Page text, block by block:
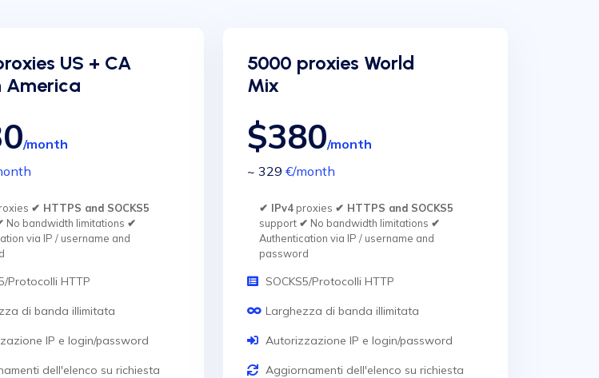
US + CA
America
/month
✔ HTTPS and SOCKS5
No bandwidth limitations ✔
via IP / username and
Protocolli HTTP
di banda illimitata
IP e login/password
dell'elenco su richiesta
5000 proxies World
Mix
$380/month
~ 329 €/month
✔ IPv4proxies ✔ HTTPS and SOCKS5
support ✔ No bandwidth limitations ✔
Authentication via IP / username and
password
SOCKS5/Protocolli HTTP
Larghezza di banda illimitata
Autorizzazione IP e login/password
Aggiornamenti dell'elenco su richiesta